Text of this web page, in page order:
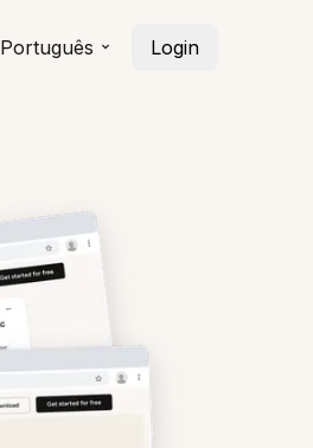
Português Login